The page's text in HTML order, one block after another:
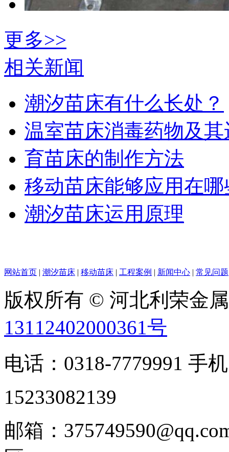
更多>>
相关新闻
潮汐苗床有什么长处？
温室苗床消毒药物及
育苗床的制作方法
移动苗床能够应用在
潮汐苗床运用原理
网站首页 | 潮汐苗床 | 移动苗床 | 工程案例 | 新闻中心 | 常见问题
版权所有 © 河北利荣金
13112402000361号
电话：0318-7779991 手
15233082139
邮箱：